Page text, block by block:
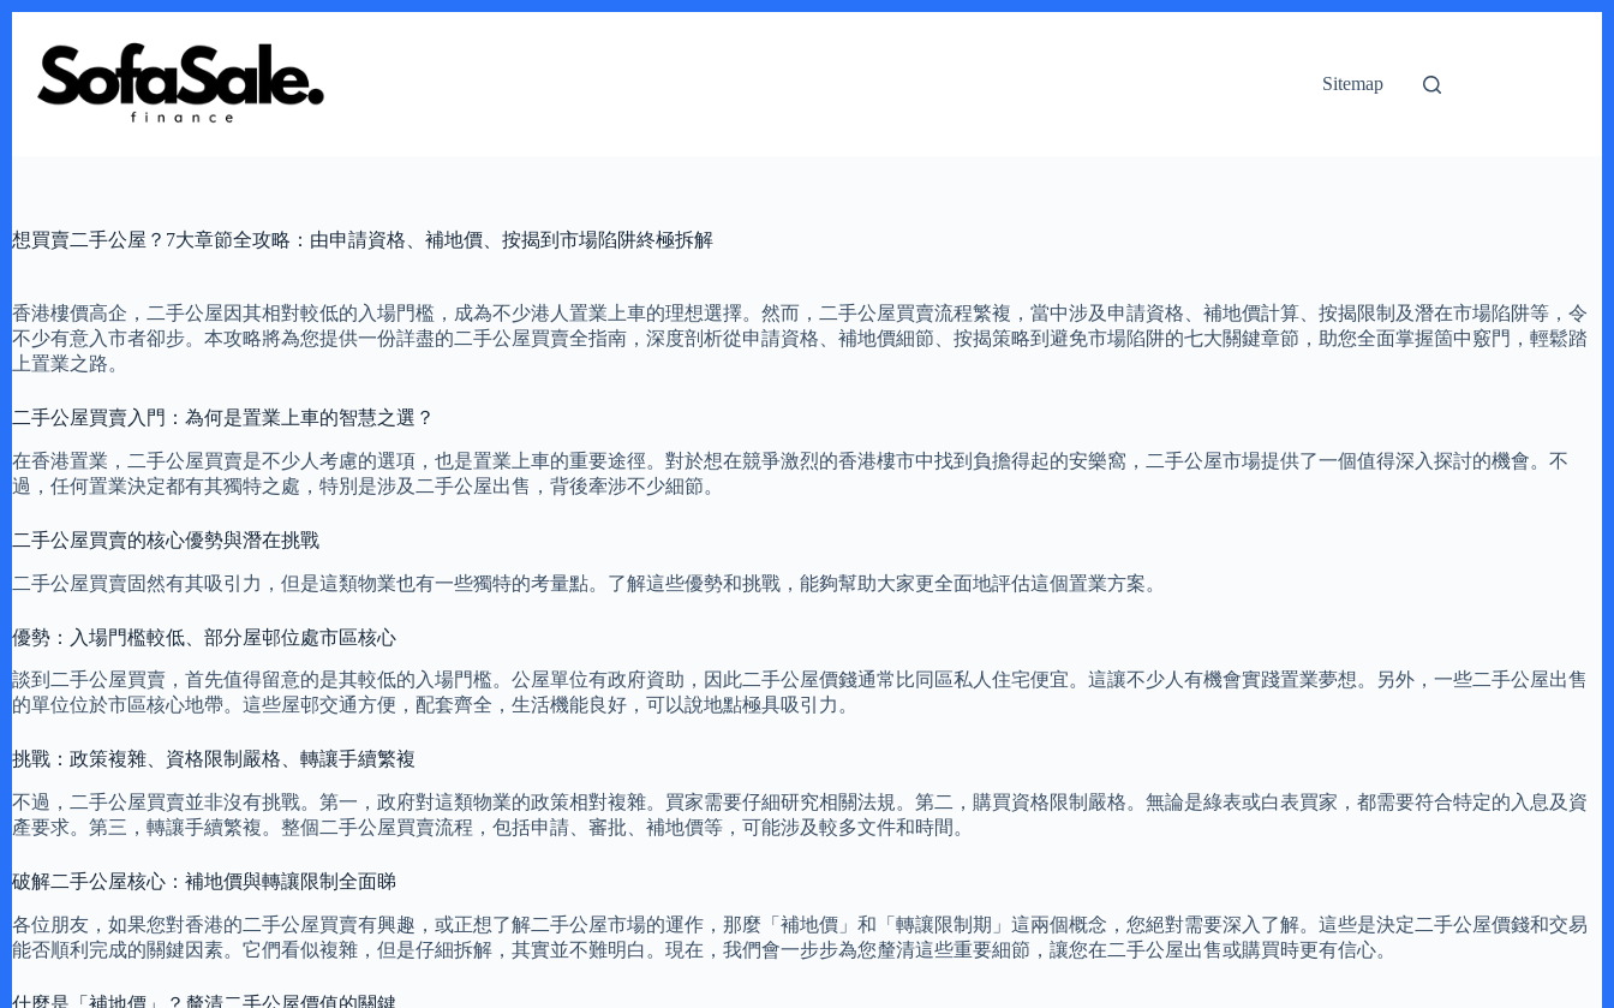
content
Sitemap
想買賣二手公屋？7大章節全攻略：由申請資格、補地價、按揭到市場陷阱終極拆解
香港樓價高企，二手公屋因其相對較低的入場門檻，成為不少港人置業上車的理想選擇。然而，二手公屋買賣流程繁複，當中涉及申請資格、補地價計算、按揭限制及潛在市場陷阱等，令
不少有意入市者卻步。本攻略將為您提供一份詳盡的二手公屋買賣全指南，深度剖析從申請資格、補地價細節、按揭策略到避免市場陷阱的七大關鍵章節，助您全面掌握箇中竅門，輕鬆踏
上置業之路。
二手公屋買賣入門：為何是置業上車的智慧之選？
在香港置業，二手公屋買賣是不少人考慮的選項，也是置業上車的重要途徑。對於想在競爭激烈的香港樓市中找到負擔得起的安樂窩，二手公屋市場提供了一個值得深入探討的機會。不
過，任何置業決定都有其獨特之處，特別是涉及二手公屋出售，背後牽涉不少細節。
二手公屋買賣的核心優勢與潛在挑戰
二手公屋買賣固然有其吸引力，但是這類物業也有一些獨特的考量點。了解這些優勢和挑戰，能夠幫助大家更全面地評估這個置業方案。
優勢：入場門檻較低、部分屋邨位處市區核心
談到二手公屋買賣，首先值得留意的是其較低的入場門檻。公屋單位有政府資助，因此二手公屋價錢通常比同區私人住宅便宜。這讓不少人有機會實踐置業夢想。另外，一些二手公屋出售
的單位位於市區核心地帶。這些屋邨交通方便，配套齊全，生活機能良好，可以說地點極具吸引力。
挑戰：政策複雜、資格限制嚴格、轉讓手續繁複
不過，二手公屋買賣並非沒有挑戰。第一，政府對這類物業的政策相對複雜。買家需要仔細研究相關法規。第二，購買資格限制嚴格。無論是綠表或白表買家，都需要符合特定的入息及資
產要求。第三，轉讓手續繁複。整個二手公屋買賣流程，包括申請、審批、補地價等，可能涉及較多文件和時間。
破解二手公屋核心：補地價與轉讓限制全面睇
各位朋友，如果您對香港的二手公屋買賣有興趣，或正想了解二手公屋市場的運作，那麼「補地價」和「轉讓限制期」這兩個概念，您絕對需要深入了解。這些是決定二手公屋價錢和交易
能否順利完成的關鍵因素。它們看似複雜，但是仔細拆解，其實並不難明白。現在，我們會一步步為您釐清這些重要細節，讓您在二手公屋出售或購買時更有信心。
什麼是「補地價」？釐清二手公屋價值的關鍵